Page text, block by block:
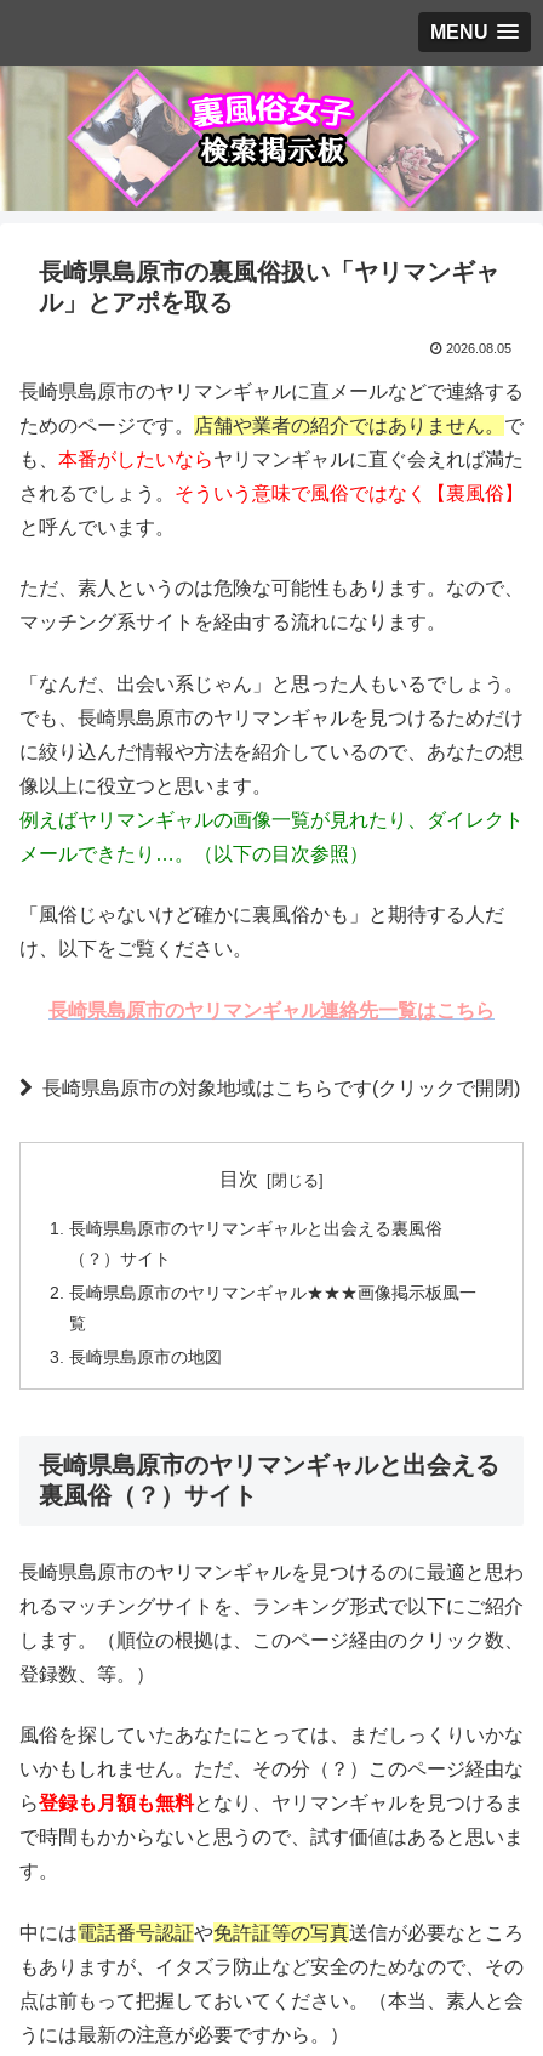
MENU
長崎県島原市の裏風俗扱い「ヤリマンギャ
ル」とアポを取る
2026.08.05
長崎県島原市のヤリマンギャルに直メールなどで連絡する
ためのページです。
店舗や業者の紹介ではありません。 で
も、 本番がしたいならヤリマンギャルに直ぐ会えれば満た
されるでしょう。 そういう意味で風俗ではなく【裏風俗】
と呼んでいます。
ただ、素人というのは危険な可能性もあります。なので、
マッチング系サイトを経由する流れになります。
「なんだ、出会い系じゃん」と思った人もいるでしょう。
でも、長崎県島原市のヤリマンギャルを見つけるためだけ
に絞り込んだ情報や方法を紹介しているので、あなたの想
像以上に役立つと思います。
例えばヤリマンギャルの画像一覧が見れたり、ダイレクト
メールできたり…。（以下の目次参照）
「風俗じゃないけど確かに裏風俗かも」と期待する人だ
け、以下をご覧ください。
長崎県島原市のヤリマンギャル連絡先一覧はこちら
長崎県島原市の対象地域はこちらです(クリックで開閉)
目次
長崎県島原市のヤリマンギャルと出会える裏風俗
（？）サイト
長崎県島原市のヤリマンギャル★★★画像掲示板風一
覧
長崎県島原市の地図
長崎県島原市のヤリマンギャルと出会える
裏風俗（？）サイト
長崎県島原市のヤリマンギャルを見つけるのに最適と思わ
れるマッチングサイトを、ランキング形式で以下にご紹介
します。（順位の根拠は、このページ経由のクリック数、
登録数、等。）
風俗を探していたあなたにとっては、まだしっくりいかな
いかもしれません。ただ、その分（？）このページ経由な
ら登録も月額も無料となり、ヤリマンギャルを見つけるま
で時間もかからないと思うので、試す価値はあると思いま
す。
中には電話番号認証や免許証等の写真送信が必要なところ
もありますが、イタズラ防止など安全のためなので、その
点は前もって把握しておいてください。（本当、素人と会
うには最新の注意が必要ですから。）